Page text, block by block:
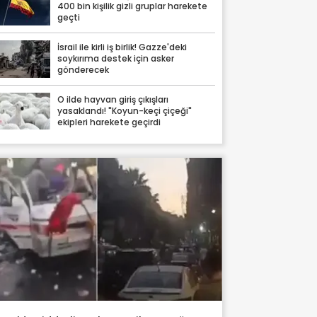
400 bin kişilik gizli gruplar harekete
geçti
İsrail ile kirli iş birlik! Gazze'deki
soykırıma destek için asker
gönderecek
O ilde hayvan giriş çıkışları
yasaklandı! "Koyun-keçi çiçeği"
ekipleri harekete geçirdi